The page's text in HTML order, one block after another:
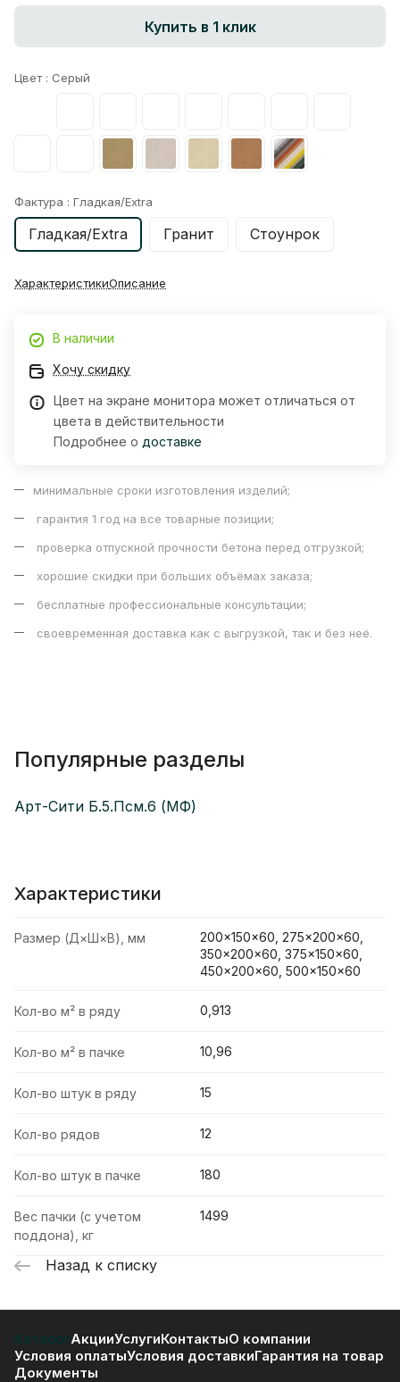
Купить в 1 клик
Цвет : Серый
Фактура : Гладкая/Extra
Гладкая/Extra Гранит Стоунрок
ХарактеристикиОписание
В наличии
Хочу скидку
Цвет на экране монитора может отличаться от
цвета в действительности
Подробнее о доставке
минимальные сроки изготовления изделий;
гарантия 1 год на все товарные позиции;
проверка отпускной прочности бетона перед отгрузкой;
хорошие скидки при больших объёмах заказа;
бесплатные профессиональные консультации;
своевременная доставка как с выгрузкой, так и без неё.
Популярные разделы
Арт-Сити Б.5.Псм.6 (МФ)
Характеристики
Размер (Д×Ш×В), мм
200×150×60, 275×200×60,
350×200×60, 375×150×60,
450×200×60, 500×150×60
Кол-во м² в ряду 0,913
Кол-во м² в пачке 10,96
Кол-во штук в ряду 15
Кол-во рядов 12
Кол-во штук в пачке 180
Вес пачки (с учетом
поддона), кг
1499
Назад к списку
КаталогАкцииУслугиКонтактыО компании
Условия оплатыУсловия доставкиГарантия на товар
Документы